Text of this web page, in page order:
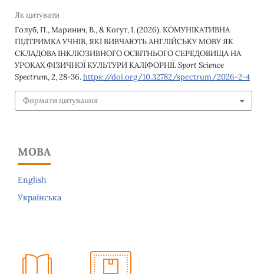
Як цитувати
Голуб, П., Маринич, В., & Когут, І. (2026). КОМУНІКАТИВНА
ПІДТРИМКА УЧНІВ, ЯКІ ВИВЧАЮТЬ АНГЛІЙСЬКУ МОВУ ЯК
СКЛАДОВА ІНКЛЮЗИВНОГО ОСВІТНЬОГО СЕРЕДОВИЩА НА
УРОКАХ ФІЗИЧНОЇ КУЛЬТУРИ КАЛІФОРНІЇ.Sport Science
Spectrum,2, 28-36.https://doi.org/10.32782/spectrum/2026-2-4
Формати цитування
МОВА
English
Українська